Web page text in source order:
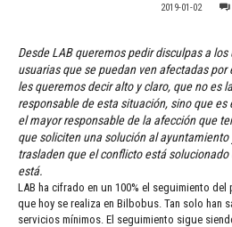
2019-01-02
Desde LAB queremos pedir disculpas a los
usuarias que se puedan ven afectadas por
les queremos decir alto y claro, que no es
responsable de esta situación, sino que
el mayor responsable de la afección que
que soliciten una solución al ayuntamiento
trasladen que el conflicto está solucionado
está.
LAB ha cifrado en un 100% el seguimiento del
que hoy se realiza en Bilbobus. Tan solo han
servicios mínimos. El seguimiento sigue